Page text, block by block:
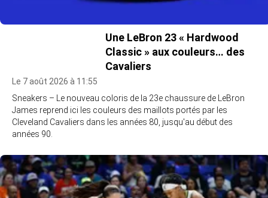
Une LeBron 23 « Hardwood
Classic » aux couleurs… des
Cavaliers
Le 7 août 2026 à 11:55
Sneakers – Le nouveau coloris de la 23e chaussure de LeBron
James reprend ici les couleurs des maillots portés par les
Cleveland Cavaliers dans les années 80, jusqu'au début des
années 90.